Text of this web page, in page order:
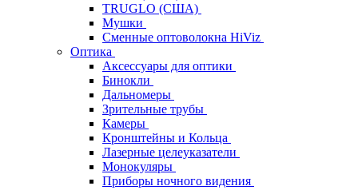
TRUGLO (США)
Мушки
Сменные оптоволокна HiViz
Оптика
Аксессуары для оптики
Бинокли
Дальномеры
Зрительные трубы
Камеры
Кронштейны и Кольца
Лазерные целеуказатели
Монокуляры
Приборы ночного видения